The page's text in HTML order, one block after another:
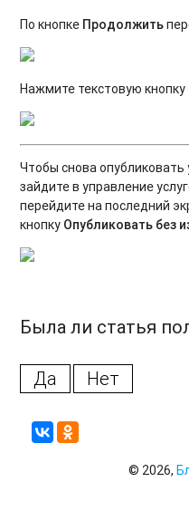
По кнопке Продолжить
Нажмите текстовую кнопку
Чтобы снова опубликовать
зайдите в управление
перейдите на последний
кнопку Опубликовать без
Была ли статья
Да Нет
© 2026,